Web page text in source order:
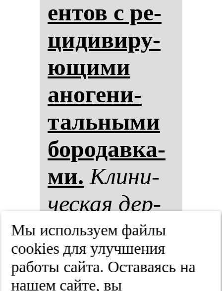
ен­тов с ре­
ци­ди­ви­ру­
ющи­ми
ано­ге­ни­
таль­ны­ми
бо­ро­дав­ка­
ми. Кли­ни­
чес­кая дер­
ма­то­ло­гия
и ве­не­ро­ло­
гия.
Мы используем файлы
cооkies для улучшения
работы сайта. Оставаясь на
нашем сайте, вы